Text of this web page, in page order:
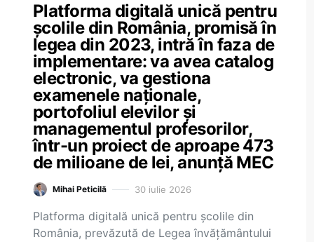
Platforma digitală unică pentru
școlile din România, promisă în
legea din 2023, intră în faza de
implementare: va avea catalog
electronic, va gestiona
examenele naționale,
portofoliul elevilor și
managementul profesorilor,
într-un proiect de aproape 473
de milioane de lei, anunță MEC
Mihai Peticilă 30 iulie 2026
Platforma digitală unică pentru școlile din
România, prevăzută de Legea învățământului